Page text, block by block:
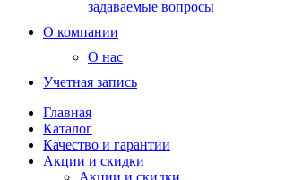
задаваемые вопросы
О компании
О нас
Учетная запись
Главная
Каталог
Качество и гарантии
Акции и скидки
Акции и скидки